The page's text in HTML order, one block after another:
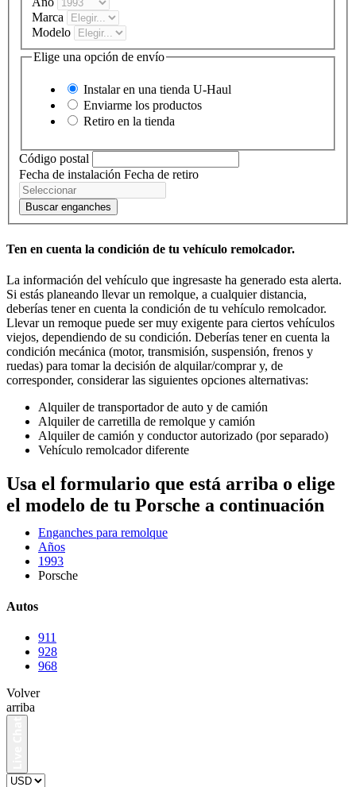
Marca
Modelo
Elige una opción de envío
Instalar en una tienda U-Haul
Enviarme los productos
Retiro en la tienda
Código postal
Fecha de instalación Fecha de retiro
Buscar enganches
Ten en cuenta la condición de tu vehículo remolcador.
La información del vehículo que ingresaste ha generado esta alerta.
Si estás planeando llevar un remolque, a cualquier distancia,
deberías tener en cuenta la condición de tu vehículo remolcador.
Llevar un remoque puede ser muy exigente para ciertos vehículos
viejos, dependiendo de su condición. Deberías tener en cuenta la
condición mecánica (motor, transmisión, suspensión, frenos y
ruedas) para tomar la decisión de alquilar/comprar y, de
corresponder, considerar las siguientes opciones alternativas:
Alquiler de transportador de auto y de camión
Alquiler de carretilla de remolque y camión
Alquiler de camión y conductor autorizado (por separado)
Vehículo remolcador diferente
Usa el formulario que está arriba o elige
el modelo de tu Porsche a continuación
Enganches para remolque
Años
1993
Porsche
Autos
911
928
968
Volver
arriba